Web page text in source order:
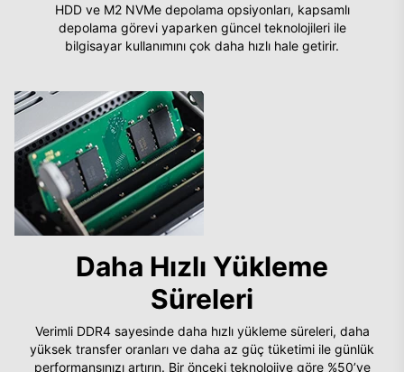
HDD ve M2 NVMe depolama opsiyonları, kapsamlı
depolama görevi yaparken güncel teknolojileri ile
bilgisayar kullanımını çok daha hızlı hale getirir.
Daha Hızlı Yükleme
Süreleri
Verimli DDR4 sayesinde daha hızlı yükleme süreleri, daha
yüksek transfer oranları ve daha az güç tüketimi ile günlük
performansınızı artırın. Bir önceki teknolojiye göre %50’ye